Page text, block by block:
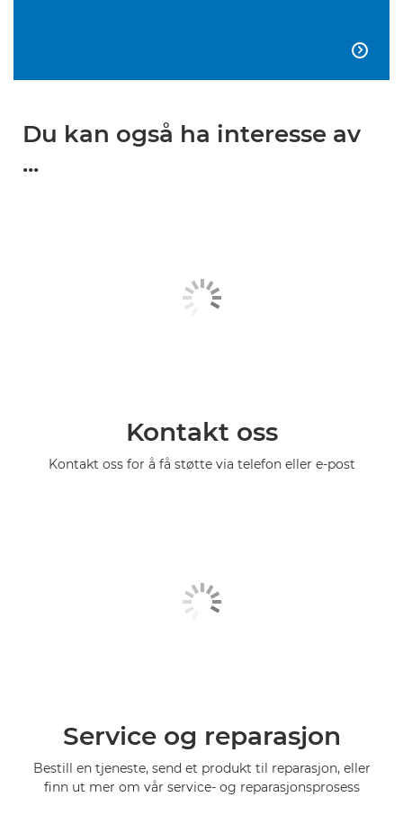

Du kan også ha interesse av
...
Kontakt oss
Kontakt oss for å få støtte via telefon eller e-post
Service og reparasjon
Bestill en tjeneste, send et produkt til reparasjon, eller
finn ut mer om vår service- og reparasjonsprosess